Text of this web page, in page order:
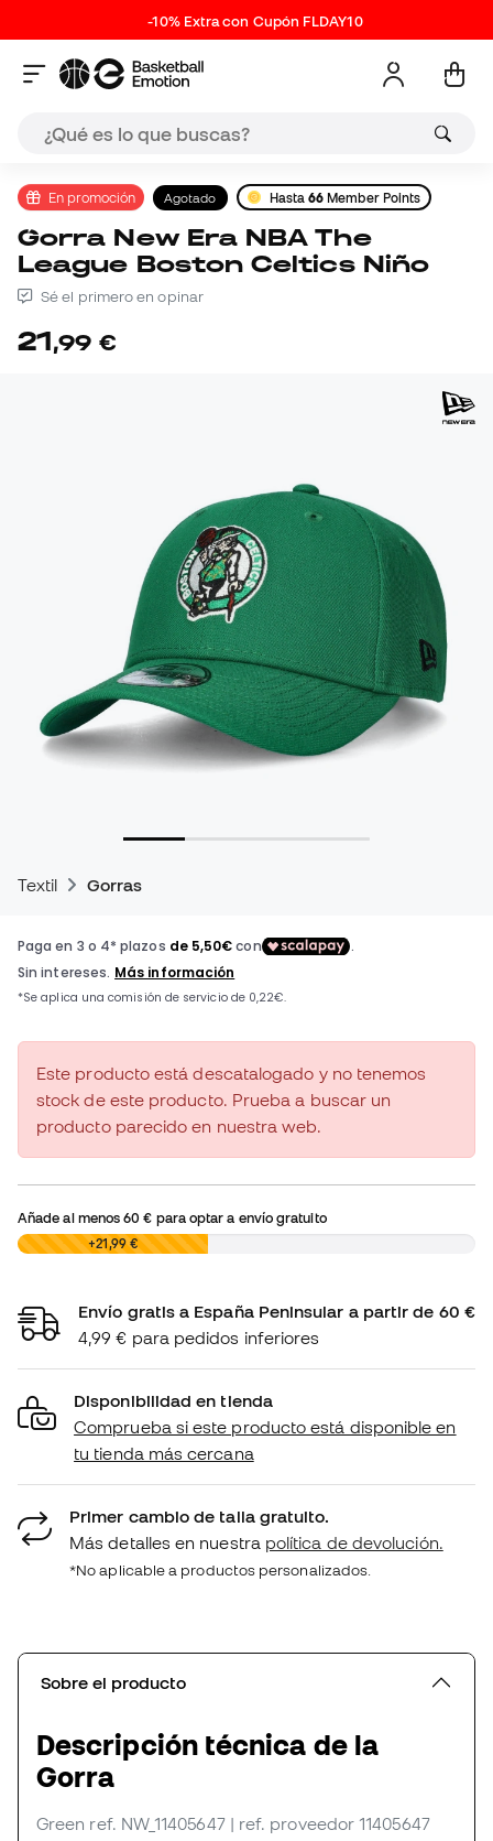
-10% Extra con Cupón FLDAY10
En promoción Agotado Hasta66 Member Points
Gorra New Era NBA The
League Boston Celtics Niño
Sé el primero en opinar
21,99 €
Textil Gorras
Este producto está descatalogado y no tenemos
stock de este producto. Prueba a buscar un
producto parecido en nuestra web.
Añade al menos60 € para optar a envío gratuito
0,00 € +21,99 €
Envío gratis a España Peninsular a partir de 60 €
4,99 € para pedidos inferiores
Disponibilidad en tienda
Comprueba si este producto está disponible en
tu tienda más cercana
Primer cambio de talla gratuito.
Más detalles en nuestra política de devolución.
*No aplicable a productos personalizados.
Sobre el producto
Descripción técnica de la
Gorra
Green ref. NW_11405647 | ref. proveedor 11405647